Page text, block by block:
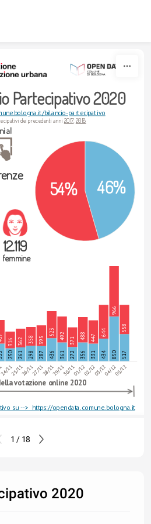
Partecipativo 2020
bilancio-partecipativo
dei precedenti anni 2017, 2018
al
46%
54%
24/1125/1126/1127/1128/1129/1130/1101/1202/1203/1204/1205/12
250
316
261
362
298
358
287
395
436
523
361
492
272
371
356
488
331
447
434
644
850
966
517
558
12.119
femmine
votazione online 2020
su -->  https://opendata.comune.bologna.it
1 / 18
2020